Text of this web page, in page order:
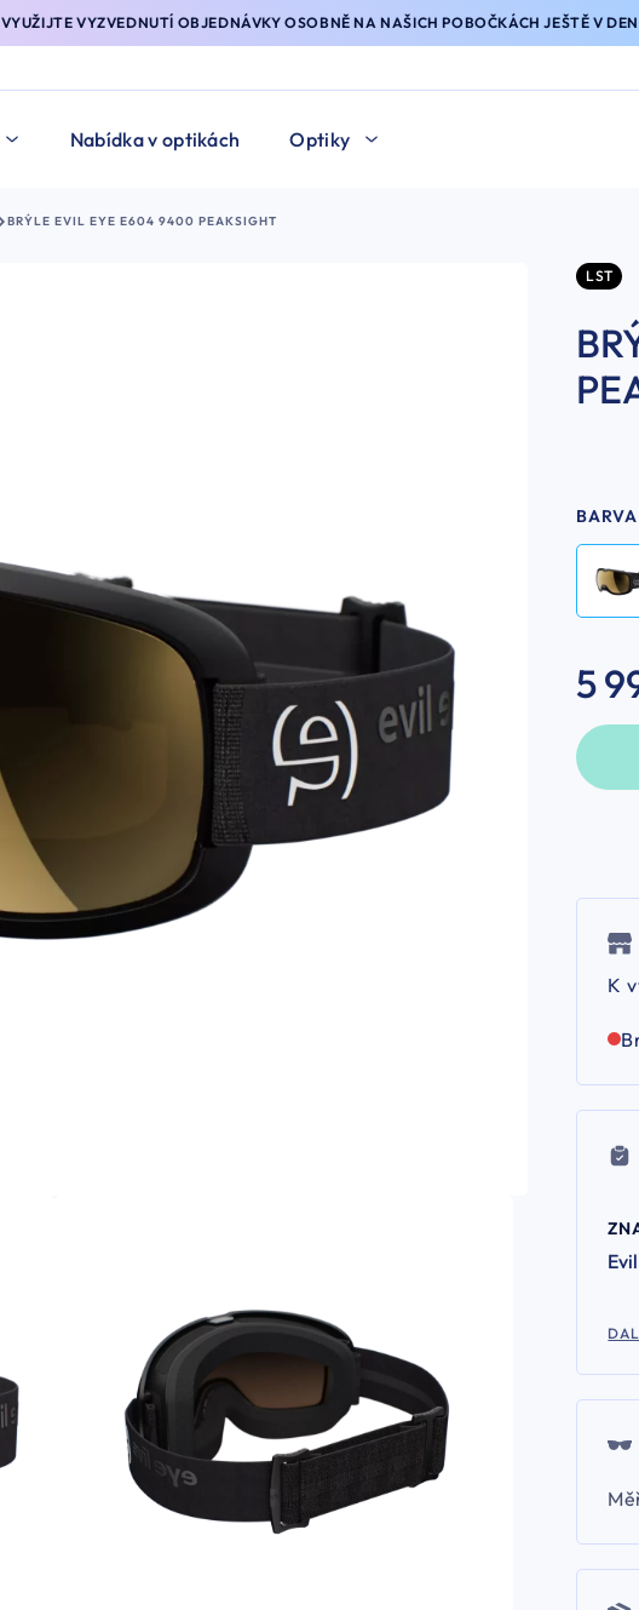
VYUŽIJTE VYZVEDNUTÍ OBJEDNÁVKY OSOBNĚ NA NAŠICH POBOČKÁCH JEŠTĚ V
Nabídka v optikách Optiky
BRÝLE EVIL EYE E604 9400 PEAKSIGHT
LST
BARVA
5
K